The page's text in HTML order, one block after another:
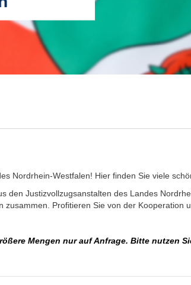
Nordrhein-Westfalen! Hier finden Sie viele
den Justizvollzugsanstalten des Landes
zusammen. Profitieren Sie von der Kooperation
Mengen nur auf Anfrage. Bitte nutzen